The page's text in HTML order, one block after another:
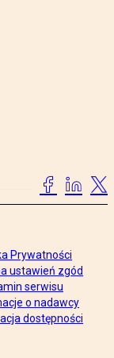
Prywatności
ustawień zgód
serwisu
o nadawcy
dostępności